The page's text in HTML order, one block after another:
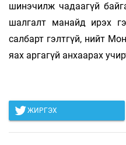
шинэчилж чадаагүй
шалгалт манайд ирэх
салбарт гэлтгүй, нийт
яах аргагүй анхаарах
ЖИРГЭХ